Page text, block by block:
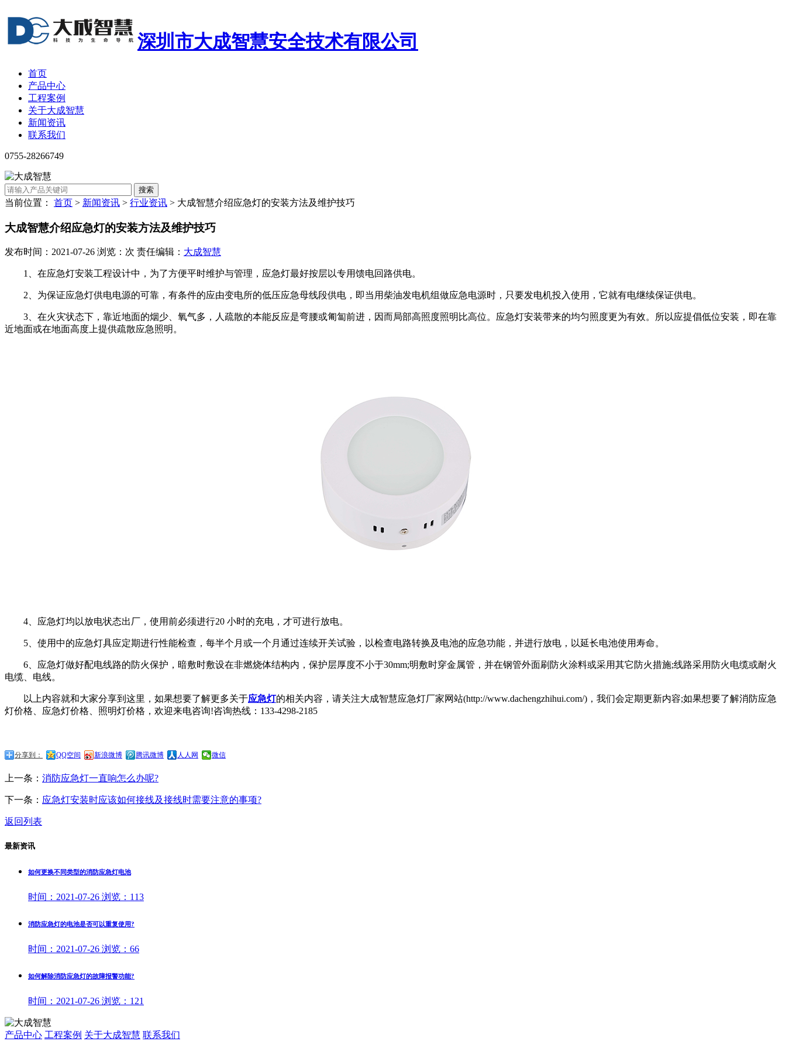
深圳市大成智慧安全技术有限公司
首页
产品中心
工程案例
关于大成智慧
新闻资讯
联系我们
0755-28266749
搜索
当前位置： 首页 > 新闻资讯 > 行业资讯 > 大成智慧介绍应急灯的安装方法及维护技巧
大成智慧介绍应急灯的安装方法及维护技巧
发布时间：2021-07-26 浏览：次 责任编辑： 大成智慧
1、在应急灯安装工程设计中，为了方便平时维护与管理，应急灯最好按层以专用馈电回路供电。
2、为保证应急灯供电电源的可靠，有条件的应由变电所的低压应急母线段供电，即当用柴油发电机组做应急电源时，只要发电机投入使用，它就有电继续保证供电。
3、在火灾状态下，靠近地面的烟少、氧气多，人疏散的本能反应是弯腰或匍匐前进，因而局部高照度照明比高位。应急灯安装带来的均匀照度更为有效。所以应提倡低位安装，即在靠
近地面或在地面高度上提供疏散应急照明。
4、应急灯均以放电状态出厂，使用前必须进行20 小时的充电，才可进行放电。
5、使用中的应急灯具应定期进行性能检查，每半个月或一个月通过连续开关试验，以检查电路转换及电池的应急功能，并进行放电，以延长电池使用寿命。
6、应急灯做好配电线路的防火保护，暗敷时敷设在非燃烧体结构内，保护层厚度不小于30mm;明敷时穿金属管，并在钢管外面刷防火涂料或采用其它防火措施;线路采用防火电缆或耐火
电缆、电线。
以上内容就和大家分享到这里，如果想要了解更多关于应急灯的相关内容，请关注大成智慧应急灯厂家网站(http://www.dachengzhihui.com/)，我们会定期更新内容;如果想要了解消防应急
灯价格、应急灯价格、照明灯价格，欢迎来电咨询!咨询热线：133-4298-2185
分享到： QQ空间 新浪微博 腾讯微博 人人网 微信
上一条： 消防应急灯一直响怎么办呢?
下一条： 应急灯安装时应该如何接线及接线时需要注意的事项?
返回列表
最新资讯
如何更换不同类型的消防应急灯电池
时间： 2021-07-26 浏览： 113
消防应急灯的电池是否可以重复使用?
时间： 2021-07-26 浏览： 66
如何解除消防应急灯的故障报警功能?
时间： 2021-07-26 浏览： 121
产品中心 工程案例 关于大成智慧 联系我们